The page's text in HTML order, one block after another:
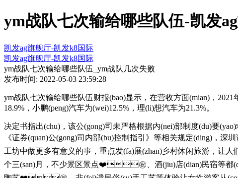
ym战队七次输给哪些队伍-凯发
凯发ag旗舰厅-凯发k8国际
凯发ag旗舰厅-凯发k8国际
ym战队七次输给哪些队伍_ym战队几次失败
发布时间: 2022-05-03 23:59:28
ym战队七次输给哪些队伍财报(bao)显示，在营收方面(mian)，2021年蔚
18.9%，小鹏(peng)汽车为(wei)12.5%，理(li)想汽车为21.3%。
决定书指出(chu)，该公(gong)司未严格根据内(nei)部制度(du)要
《证券(quan)公(gong)司内部(bu)控制指引》等相关规定(ding)，深
工坊中做更多有意义的事，重点发(fa)展(zhan)乡村休闲旅游，
个三(san)月，不少景区景点❤️㊗️、酒(jiu)店(dian)民宿